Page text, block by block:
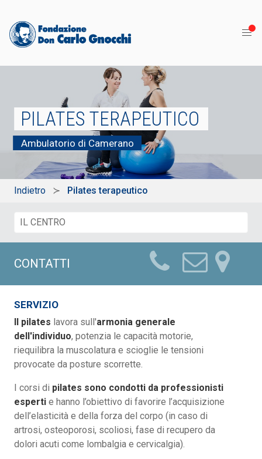
PILATES TERAPEUTICO
Ambulatorio di Camerano
Indietro Pilates terapeutico
CONTATTI
SERVIZIO
Il pilates lavora sull'armonia generale
dell'individuo, potenzia le capacità motorie,
riequilibra la muscolatura e scioglie le tensioni
provocate da posture scorrette.
I corsi di pilates sono condotti da professionisti
esperti e hanno l’obiettivo di favorire l’acquisizione
dell’elasticità e della forza del corpo (in caso di
artrosi, osteoporosi, scoliosi, fase di recupero da
dolori acuti come lombalgia e cervicalgia).